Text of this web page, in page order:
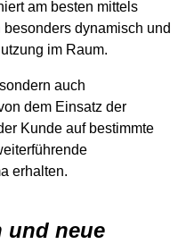
am besten mittels
dynamisch und
im Raum.
auch
dem Einsatz der
Kunde auf bestimmte
erhalten.
und neue